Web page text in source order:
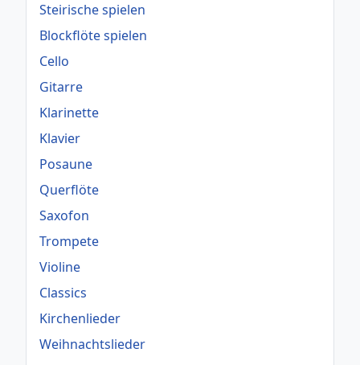
Steirische spielen
Blockflöte spielen
Cello
Gitarre
Klarinette
Klavier
Posaune
Querflöte
Saxofon
Trompete
Violine
Classics
Kirchenlieder
Weihnachtslieder